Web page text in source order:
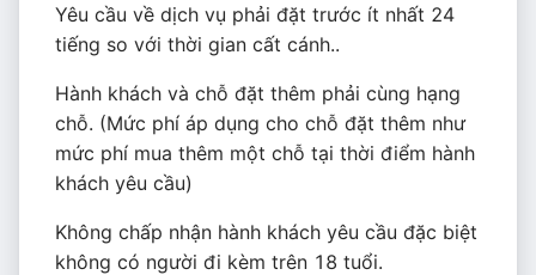
Yêu cầu về dịch vụ phải đặt trước ít nhất 24
tiếng so với thời gian cất cánh..
Hành khách và chỗ đặt thêm phải cùng hạng
chỗ. (Mức phí áp dụng cho chỗ đặt thêm như
mức phí mua thêm một chỗ tại thời điểm hành
khách yêu cầu)
Không chấp nhận hành khách yêu cầu đặc biệt
không có người đi kèm trên 18 tuổi.